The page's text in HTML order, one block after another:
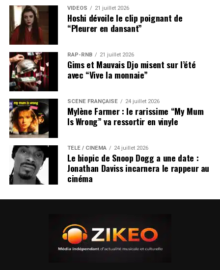
VIDEOS 21 juillet 2026
Hoshi dévoile le clip poignant de
“Pleurer en dansant”
RAP-RNB 21 juillet 2026
Gims et Mauvais Djo misent sur l’été
avec “Vive la monnaie”
SCÈNE FRANÇAISE 24 juillet 2026
Mylène Farmer : le rarissime “My Mum
Is Wrong” va ressortir en vinyle
TÉLÉ / CINÉMA 24 juillet 2026
Le biopic de Snoop Dogg a une date :
Jonathan Daviss incarnera le rappeur au
cinéma